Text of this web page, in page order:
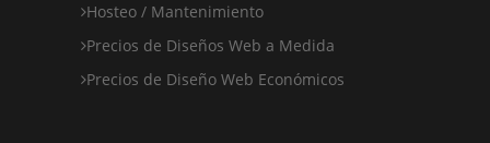
Hosteo / Mantenimiento
Precios de Diseños Web a Medida
Precios de Diseño Web Económicos